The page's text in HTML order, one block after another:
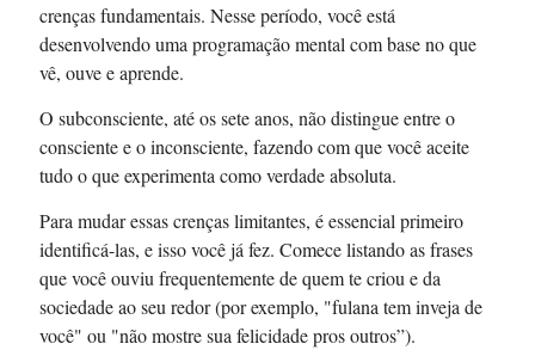
crenças fundamentais. Nesse período, você está
desenvolvendo uma programação mental com base no que
vê, ouve e aprende.
O subconsciente, até os sete anos, não distingue entre o
consciente e o inconsciente, fazendo com que você aceite
tudo o que experimenta como verdade absoluta.
Para mudar essas crenças limitantes, é essencial primeiro
identificá-las, e isso você já fez. Comece listando as frases
que você ouviu frequentemente de quem te criou e da
sociedade ao seu redor (por exemplo, "fulana tem inveja de
você" ou "não mostre sua felicidade pros outros”).